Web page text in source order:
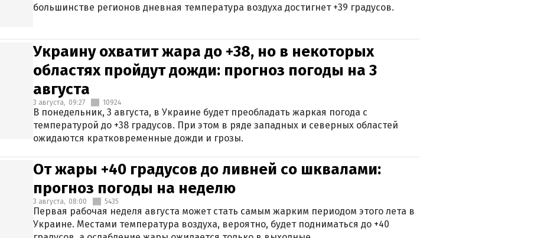
большинстве регионов дневная температура воздуха достигнет +39 градусов.
Украину охватит жара до +38, но в некоторых
областях пройдут дожди: прогноз погоды на 3
августа
3 августа, 09:27 10924
В понедельник, 3 августа, в Украине будет преобладать жаркая погода с
температурой до +38 градусов. При этом в ряде западных и северных областей
ожидаются кратковременные дожди и грозы.
От жары +40 градусов до ливней со шквалами:
прогноз погоды на неделю
3 августа, 08:00 5435
Первая рабочая неделя августа может стать самым жарким периодом этого лета в
Украине. Местами температура воздуха, вероятно, будет подниматься до +40